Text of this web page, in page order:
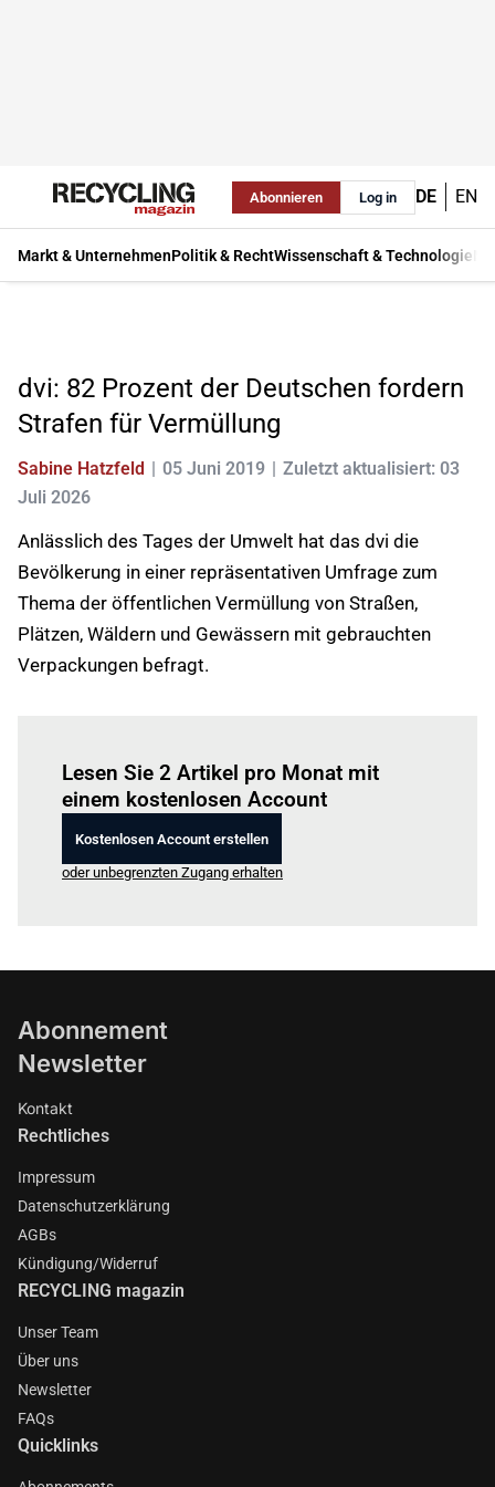
Abonnieren Log in DE EN
Markt & UnternehmenPolitik & RechtWissenschaft & Technologie
dvi: 82 Prozent der Deutschen fordern
Strafen für Vermüllung
Sabine Hatzfeld 05 Juni 2019
Zuletzt aktualisiert: 03
Juli 2026
Anlässlich des Tages der Umwelt hat das dvi die
Bevölkerung in einer repräsentativen Umfrage zum
Thema der öffentlichen Vermüllung von Straßen,
Plätzen, Wäldern und Gewässern mit gebrauchten
Verpackungen befragt.
Lesen Sie 2 Artikel pro Monat mit
einem kostenlosen Account
Kostenlosen Account erstellen
oder unbegrenzten Zugang erhalten
Abonnement
Newsletter
Kontakt
Rechtliches
Impressum
Datenschutzerklärung
AGBs
Kündigung/Widerruf
RECYCLING magazin
Unser Team
Über uns
Newsletter
FAQs
Quicklinks